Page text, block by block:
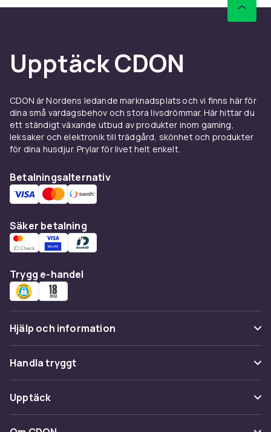
Upptäck CDON
CDON är Nordens ledande marknadsplats och vi finns här för
dina små vardagsbehov och stora livsdrömmar. Här hittar du
ett ständigt växande utbud av produkter inom gaming,
leksaker och elektronik till trädgård, skönhet och produkter
för dina husdjur. Prylar för livet helt enkelt.
Betalningsalternativ
Säker betalning
Trygg e-handel
Hjälp och information
Vanliga frågor
Spåra paket
Ångra & Returnera här
Handla tryggt
Betalning
Leverans
Upptäck
Kategorier